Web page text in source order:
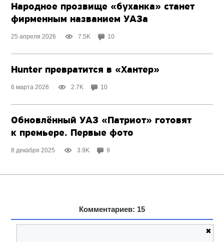
Народное прозвище «буханка» станет
фирменным названием УАЗа
25 апреля 2026 7.5K 10
Hunter превратится в «Хантер»
6 марта 2026 2.7K 10
Обновлённый УАЗ «Патриот» готовят
к премьере. Первые фото
8 декабря 2025 3.9K 9
Комментариев: 15
✖